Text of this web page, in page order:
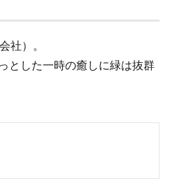
社）。
とした一時の癒しに緑は抜群